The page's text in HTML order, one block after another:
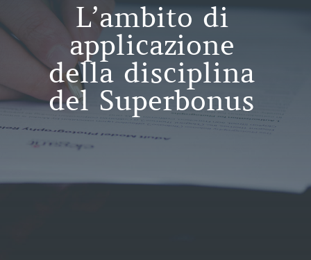
L’ambito di
applicazione
della disciplina
del Superbonus